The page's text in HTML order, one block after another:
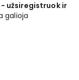
užsiregistruok ir
galioja